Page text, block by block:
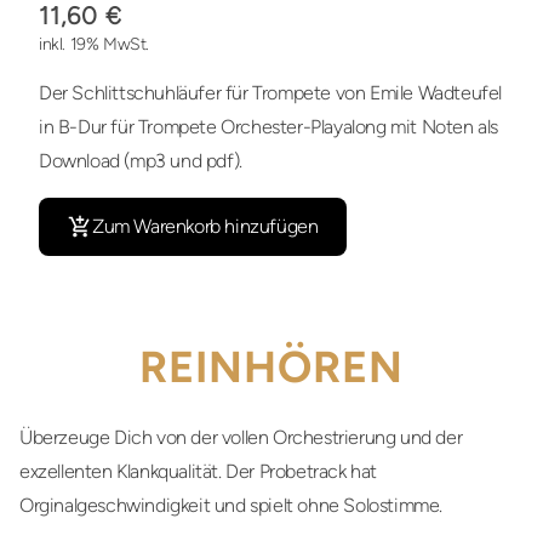
11,60 €
inkl. 19% MwSt.
Der Schlittschuhläufer für Trompete von Emile Wadteufel
in B-Dur für Trompete Orchester-Playalong mit Noten als
Download (mp3 und pdf).
Zum Warenkorb hinzufügen
REINHÖREN
Überzeuge Dich von der vollen Orchestrierung und der
exzellenten Klankqualität. Der Probetrack hat
Orginalgeschwindigkeit und spielt ohne Solostimme.